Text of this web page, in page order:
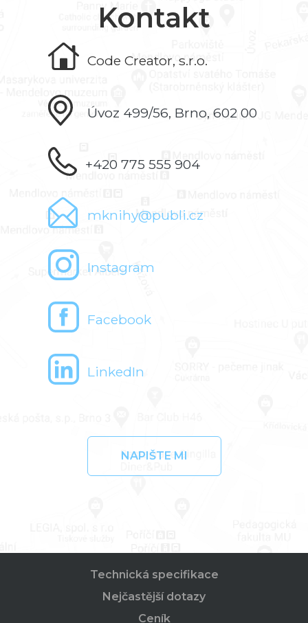
Kontakt
Code Creator, s.r.o.
Úvoz 499/56, Brno, 602 00
+420 775 555 904
mknihy@publi.cz
Instagram
Facebook
LinkedIn
NAPIŠTE MI
Technická specifikace
Nejčastější dotazy
Ceník